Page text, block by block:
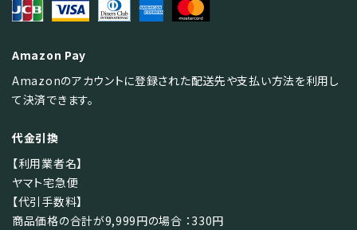
Amazon Pay
Amazonのアカウントに登録された配送先や支払い方法を利用し
て決済できます。
代金引換
【利用業者名】
ヤマト宅急便
【代引手数料】
商品価格の合計が9,999円の場合 ：330円